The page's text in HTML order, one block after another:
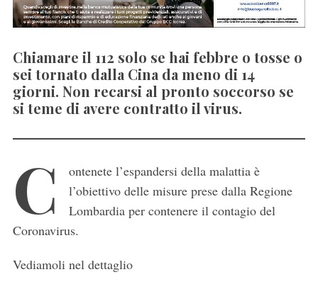
Chiamare il 112 solo se hai febbre o tosse o
sei tornato dalla Cina da meno di 14
giorni. Non recarsi al pronto soccorso se
si teme di avere contratto il virus.
C
ontenete l’espandersi della malattia è
l’obiettivo delle misure prese dalla Regione
Lombardia per contenere il contagio del
Coronavirus.
Vediamoli nel dettaglio